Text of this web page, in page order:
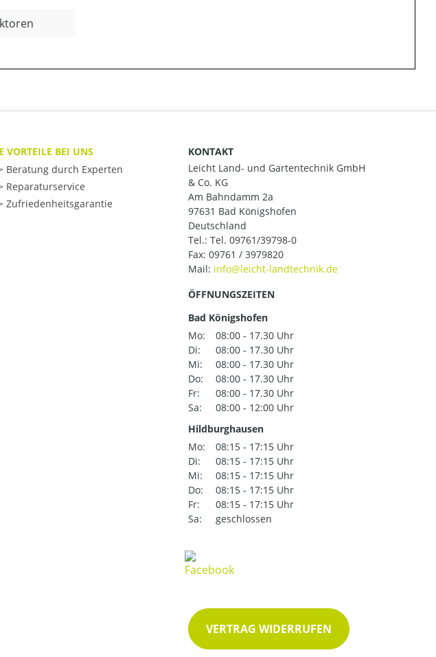
VORTEILE BEI UNS
Beratung durch Experten
Reparaturservice
Zufriedenheitsgarantie
KONTAKT
Leicht Land- und Gartentechnik GmbH
& Co. KG
Am Bahndamm 2a
97631 Bad Königshofen
Deutschland
Tel.: Tel. 09761/39798-0
Fax: 09761 / 3979820
Mail:
ÖFFNUNGSZEITEN
Bad Königshofen
Mo:
08:00 - 17.30 Uhr
Di:
08:00 - 17.30 Uhr
Mi:
08:00 - 17.30 Uhr
Do:
08:00 - 17.30 Uhr
Fr:
08:00 - 17.30 Uhr
Sa:
08:00 - 12:00 Uhr
Hildburghausen
Mo:
08:15 - 17:15 Uhr
Di:
08:15 - 17:15 Uhr
Mi:
08:15 - 17:15 Uhr
Do:
08:15 - 17:15 Uhr
Fr:
08:15 - 17:15 Uhr
Sa:
geschlossen
VERTRAG WIDERRUFEN